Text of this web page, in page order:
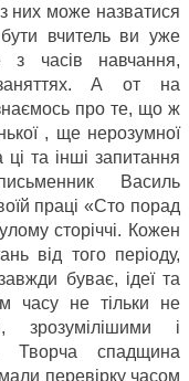
них може назватися
вчитель ви уже
часів навчання,
А от на
про те, що ж
, ще нерозумної
та інші запитання
Василь
праці «Сто порад
сторіччі. Кожен
від того періоду,
буває, ідеї та
часу не тільки не
зрозумілішими і
Творча спадщина
перевірку часом